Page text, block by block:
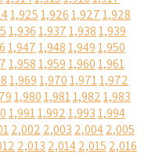
1,9251,9261,9271,928
1,9361,9371,9381,939
1,9471,9481,9491,950
1,9581,9591,9601,961
1,9691,9701,9711,972
1,9801,9811,9821,983
1,9911,9921,9931,994
2,002 2,003 2,0042,005
2,013 2,0142,015 2,016